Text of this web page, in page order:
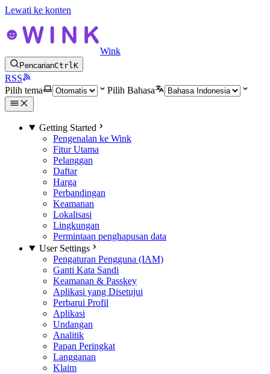
Lewati ke konten
Wink
PencarianCtrlK
RSS
Pilih tema
Pilih Bahasa
Getting Started
Pengenalan ke Wink
Fitur Utama
Pelanggan
Daftar
Harga
Perbandingan
Keamanan
Lokalisasi
Lingkungan
Permintaan penghapusan data
User Settings
Pengaturan Pengguna (IAM)
Ganti Kata Sandi
Keamanan & Passkey
Aplikasi yang Disetujui
Perbarui Profil
Aplikasi
Undangan
Analitik
Papan Peringkat
Langganan
Klaim